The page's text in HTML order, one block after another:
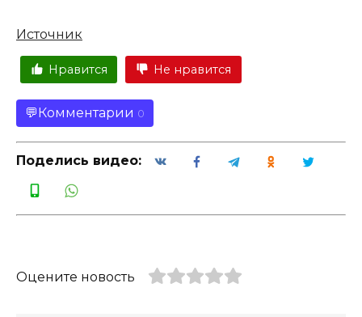
Источник
Нравится Не нравится
Комментарии 0
Поделись видео:
Оцените новость